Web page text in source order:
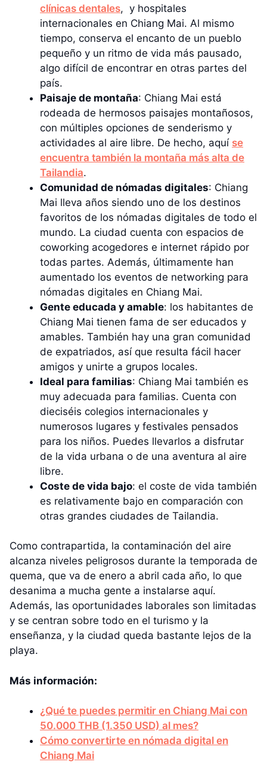
clínicas dentales, y hospitales
internacionales en Chiang Mai. Al mismo
tiempo, conserva el encanto de un pueblo
pequeño y un ritmo de vida más pausado,
algo difícil de encontrar en otras partes del
país.
Paisaje de montaña: Chiang Mai está
rodeada de hermosos paisajes montañosos,
con múltiples opciones de senderismo y
actividades al aire libre. De hecho, aquí se
encuentra también la montaña más alta de
Tailandia.
Comunidad de nómadas digitales: Chiang
Mai lleva años siendo uno de los destinos
favoritos de los nómadas digitales de todo el
mundo. La ciudad cuenta con espacios de
coworking acogedores e internet rápido por
todas partes. Además, últimamente han
aumentado los eventos de networking para
nómadas digitales en Chiang Mai.
Gente educada y amable: los habitantes de
Chiang Mai tienen fama de ser educados y
amables. También hay una gran comunidad
de expatriados, así que resulta fácil hacer
amigos y unirte a grupos locales.
Ideal para familias: Chiang Mai también es
muy adecuada para familias. Cuenta con
dieciséis colegios internacionales y
numerosos lugares y festivales pensados
para los niños. Puedes llevarlos a disfrutar
de la vida urbana o de una aventura al aire
libre.
Coste de vida bajo: el coste de vida también
es relativamente bajo en comparación con
otras grandes ciudades de Tailandia.
Como contrapartida, la contaminación del aire
alcanza niveles peligrosos durante la temporada de
quema, que va de enero a abril cada año, lo que
desanima a mucha gente a instalarse aquí.
Además, las oportunidades laborales son limitadas
y se centran sobre todo en el turismo y la
enseñanza, y la ciudad queda bastante lejos de la
playa.
Más información:
¿Qué te puedes permitir en Chiang Mai con
50.000 THB (1.350 USD) al mes?
Cómo convertirte en nómada digital en
Chiang Mai